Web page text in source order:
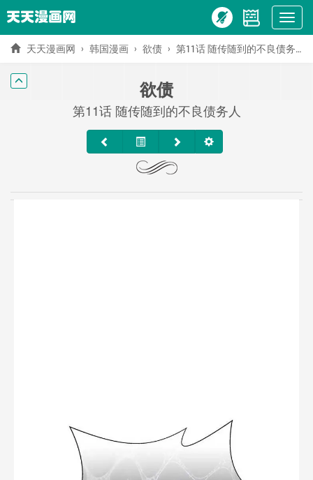
Show
menu
天天漫画网 韩国漫画 欲债 第11话 随传随到的不良债务人
欲债
第11话 随传随到的不良债务人